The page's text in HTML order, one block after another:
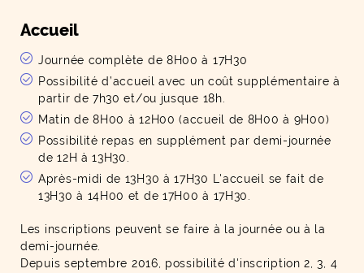
Accueil
Journée complète de 8H00 à 17H30
Possibilité d’accueil avec un coût supplémentaire à
partir de 7h30 et/ou jusque 18h.
Matin de 8H00 à 12H00 (accueil de 8H00 à 9H00)
Possibilité repas en supplément par demi-journée
de 12H à 13H30.
Après-midi de 13H30 à 17H30 L'accueil se fait de
13H30 à 14H00 et de 17H00 à 17H30.
Les inscriptions peuvent se faire à la journée ou à la
demi-journée.
Depuis septembre 2016, possibilité d'inscription 2, 3, 4